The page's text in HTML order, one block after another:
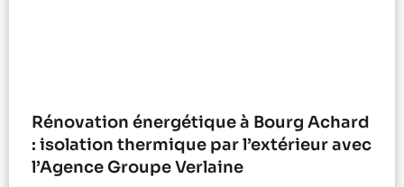
Rénovation énergétique à Bourg Achard
: isolation thermique par l’extérieur avec
l’Agence Groupe Verlaine